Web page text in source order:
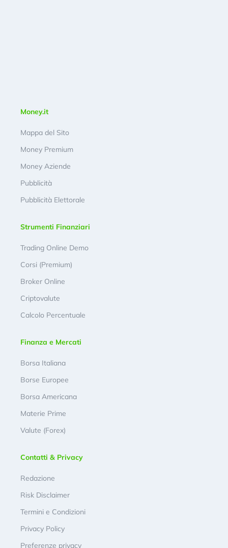
Money.it
Mappa del Sito
Money Premium
Money Aziende
Pubblicità
Pubblicità Elettorale
Strumenti Finanziari
Trading Online Demo
Corsi (Premium)
Broker Online
Criptovalute
Calcolo Percentuale
Finanza e Mercati
Borsa Italiana
Borse Europee
Borsa Americana
Materie Prime
Valute (Forex)
Contatti & Privacy
Redazione
Risk Disclaimer
Termini e Condizioni
Privacy Policy
Preferenze privacy